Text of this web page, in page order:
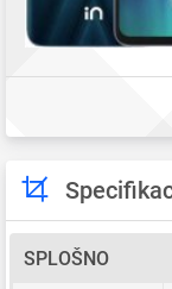
SPLOŠNO